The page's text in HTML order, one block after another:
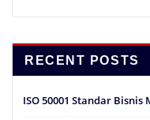
RECENT POSTS
ISO 50001 Standar